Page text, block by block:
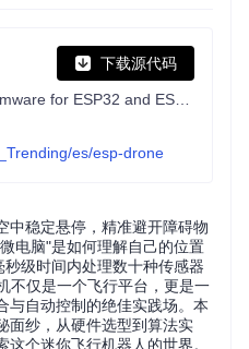
下载源代码
es/esp-drone
中稳定悬停，精准避开障碍物
电脑"是如何理解自己的位置
级时间内处理数十种传感器
不仅是一个飞行平台，更是一
与自动控制的绝佳实践场。本
面纱，从硬件选型到算法实
个迷你飞行机器人的世界。